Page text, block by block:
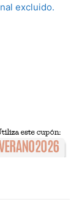
excluido.